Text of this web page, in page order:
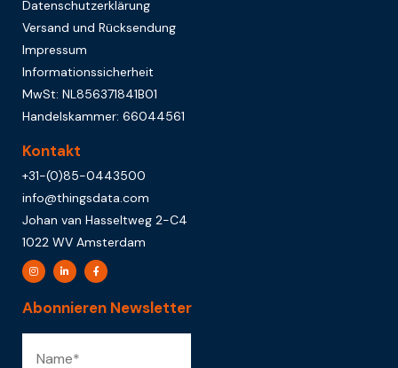
Datenschutzerklärung
Versand und Rücksendung
Impressum
Informationssicherheit
MwSt: NL856371841B01
Handelskammer: 66044561
Kontakt
+31-(0)85-0443500
info@thingsdata.com
Johan van Hasseltweg 2-C4
1022 WV Amsterdam
Abonnieren Newsletter